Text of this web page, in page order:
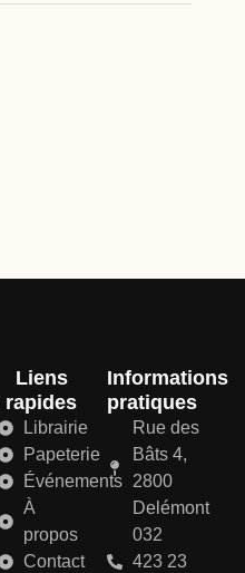
Liens
rapides
Librairie
Papeterie
Événements
À
propos
Contact
Informations
pratiques
Rue des
Bâts 4,
2800
Delémont
032
423 23